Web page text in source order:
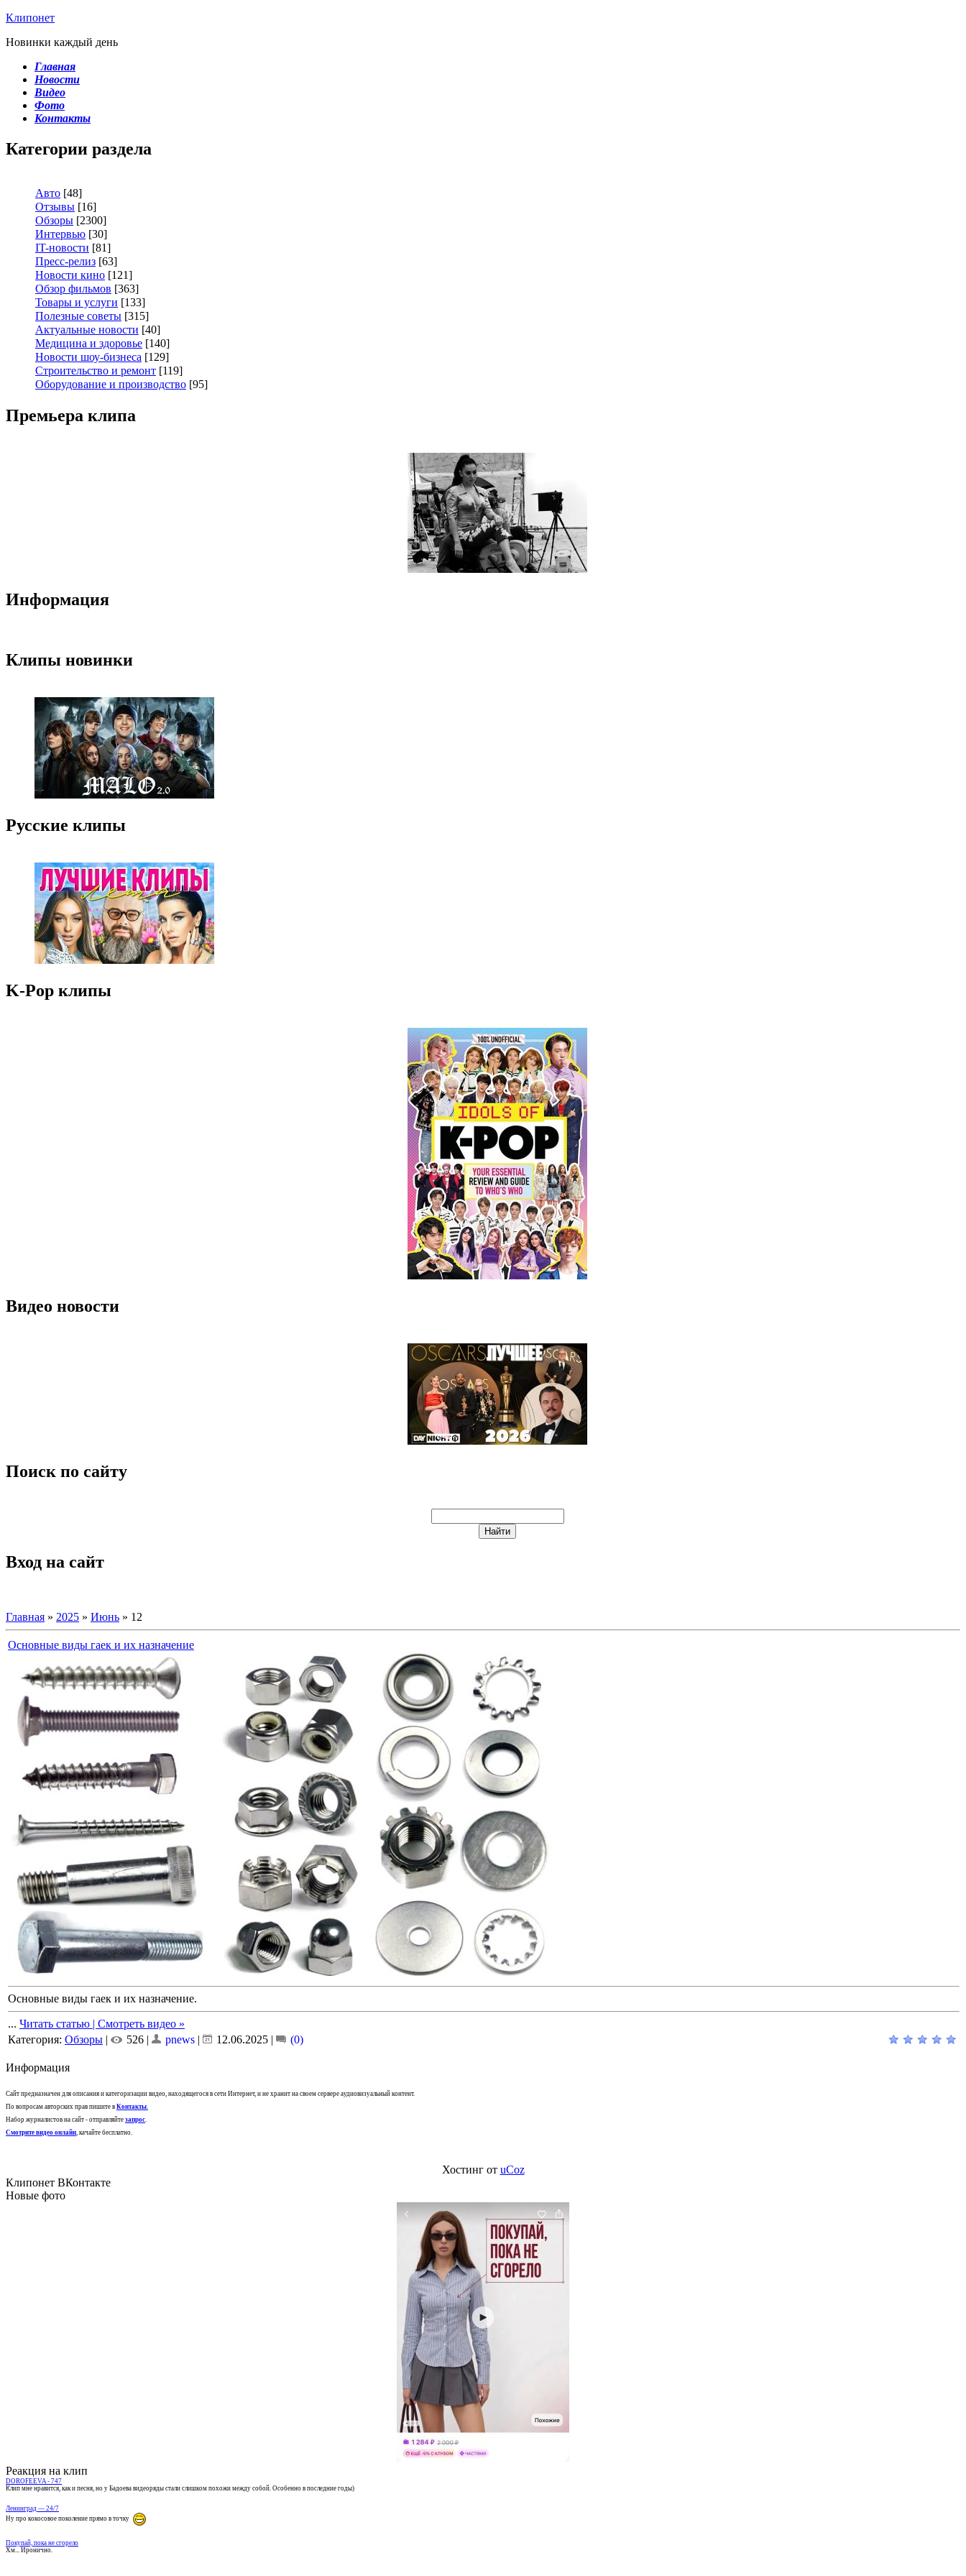
Клипонет
Новинки каждый день
Главная
Новости
Видео
Фото
Контакты
Категории раздела
Авто [48]
Отзывы [16]
Обзоры [2300]
Интервью [30]
IT-новости [81]
Пресс-релиз [63]
Новости кино [121]
Обзор фильмов [363]
Товары и услуги [133]
Полезные советы [315]
Актуальные новости [40]
Медицина и здоровье [140]
Новости шоу-бизнеса [129]
Строительство и ремонт [119]
Оборудование и производство [95]
Премьера клипа
Информация
Клипы новинки
Русские клипы
K-Pop клипы
Видео новости
Поиск по сайту
Вход на сайт
Главная » 2025 » Июнь » 12
Основные виды гаек и их назначение
Основные виды гаек и их назначение.
... Читать статью | Смотреть видео »
Категория: Обзоры | 526 | pnews | 12.06.2025 | (0)
Информация
Сайт предназначен для описания и категоризации видео, находящегося в сети Интернет, и не хранит на своем сервере аудиовизуальный контент.
По вопросам авторских прав пишите в Контакты.
Набор журналистов на сайт - отправляйте запрос.
Смотрите видео онлайн, качайте бесплатно.
Хостинг от uCoz
Клипонет ВКонтакте
Новые фото
Реакция на клип
DOROFEEVA - 747
Клип мне нравится, как и песня, но у Бадоева видеоряды стали слишком похожи между собой. Особенно в последние годы)
Ленинград — 24/7
Ну про кокосовое поколение прямо в точку
Покупай, пока не сгорело
Хм... Иронично.